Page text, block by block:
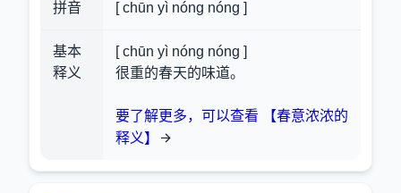
拼音 [ chūn yì nóng nóng ]
基本
释义
[ chūn yì nóng nóng ]
很重的春天的味道。
要了解更多，可以查看 【春意浓浓的
释义】